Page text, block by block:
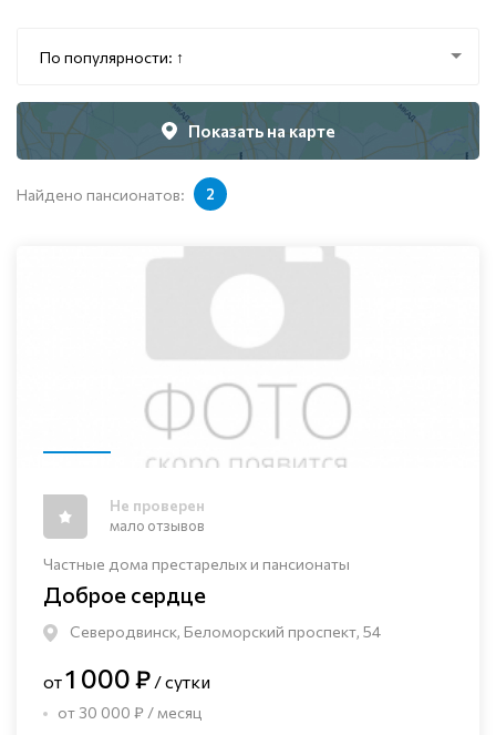
По популярности: ↑
Показать на карте
Найдено пансионатов: 2
Частные дома престарелых и пансионаты
Доброе сердце
Северодвинск, Беломорский проспект, 54
Не проверен
мало отзывов
от1 000 ₽ / сутки
от 30 000 ₽ / месяц